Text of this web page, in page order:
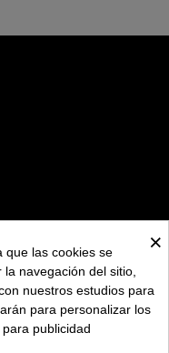
×
que las cookies se
navegación del sitio,
nuestros estudios para
para personalizar los
publicidad